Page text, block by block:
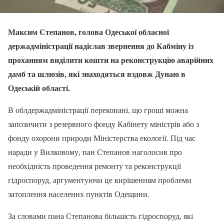
Максим Степанов, голова Одеської обласної
держадміністрації надіслав звернення до Кабміну із
проханням виділити кошти на реконструкцію аварійних
дамб та шлюзів, які знаходяться вздовж Дунаю в
Одеській області.
В облдержадміністрації переконані, що гроші можна
запозичити з резервного фонду Кабінету міністрів або з
фонду охорони природи Міністерства екології. Під час
наради у Вилковому, пан Степанов наголосив про
необхідність проведення ремонту та реконструкції
гідроспоруд, аргументуючи це вирішенням проблеми
затоплення населених пунктів Одещини.
За словами пана Степанова більшість гідроспоруд, які